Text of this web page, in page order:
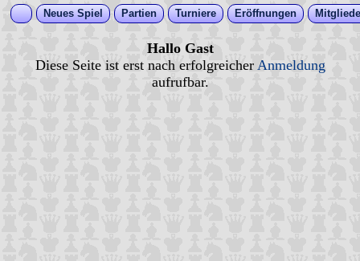
Neues Spiel Partien Turniere Eröffnungen
Hallo Gast
Diese Seite ist erst nach erfolgreicher Anmeldung
aufrufbar.